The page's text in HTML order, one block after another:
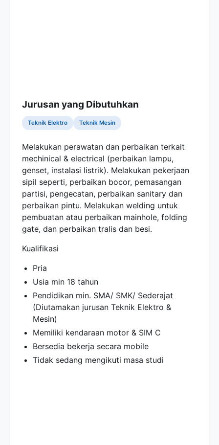
Jurusan yang Dibutuhkan
Teknik Elektro Teknik Mesin
Melakukan perawatan dan perbaikan terkait
mechinical & electrical (perbaikan lampu,
genset, instalasi listrik). Melakukan pekerjaan
sipil seperti, perbaikan bocor, pemasangan
partisi, pengecatan, perbaikan sanitary dan
perbaikan pintu. Melakukan welding untuk
pembuatan atau perbaikan mainhole, folding
gate, dan perbaikan tralis dan besi.
Kualifikasi
Pria
Usia min 18 tahun
Pendidikan min. SMA/ SMK/ Sederajat
(Diutamakan jurusan Teknik Elektro &
Mesin)
Memiliki kendaraan motor & SIM C
Bersedia bekerja secara mobile
Tidak sedang mengikuti masa studi